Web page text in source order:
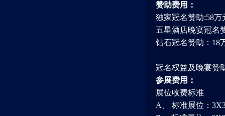
赞助费用：
独家冠名赞助:58万
五星酒店晚宴冠名
钻石冠名赞助：18
冠名权益及晚宴赞
参展费用：
展位收费标准
A、 标准展位：